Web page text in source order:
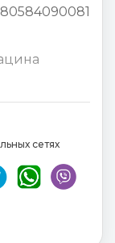
сетях